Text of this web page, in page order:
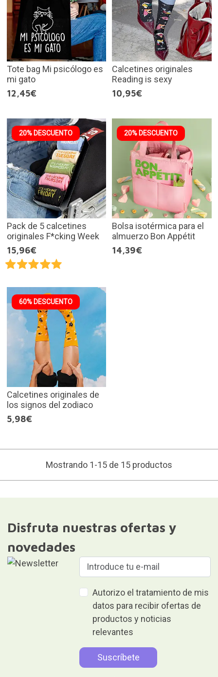
Tote bag Mi psicólogo es
mi gato
12,45€
Calcetines originales
Reading is sexy
10,95€
20% DESCUENTO
Pack de 5 calcetines
originales F*cking Week
15,96€
20% DESCUENTO
Bolsa isotérmica para el
almuerzo Bon Appétit
14,39€
60% DESCUENTO
Calcetines originales de
los signos del zodiaco
5,98€
Mostrando 1-15 de 15 productos
Disfruta nuestras ofertas y
novedades
Autorizo el tratamiento de mis
datos para recibir ofertas de
productos y noticias
relevantes